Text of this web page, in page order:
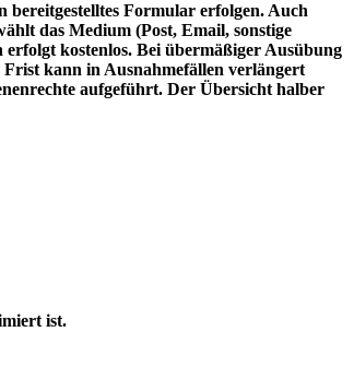
bereitgestelltes Formular erfolgen. Auch
das Medium (Post, Email, sonstige
kostenlos. Bei übermäßiger Ausübung
kann in Ausnahmefällen verlängert
aufgeführt. Der Übersicht halber
ist.